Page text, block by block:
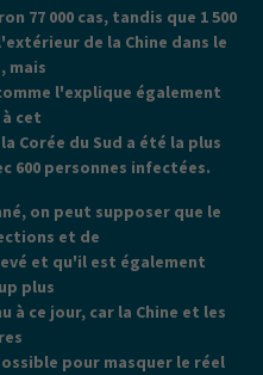
77 000 cas, tandis que 1 500
de la Chine dans le
mais
l'explique également
cet
Corée du Sud a été la plus
600 personnes infectées.
on peut supposer que le
et de
et qu'il est également
plus
à ce jour, car la Chine et les
pour masquer le réel